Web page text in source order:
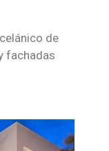
de
fachadas